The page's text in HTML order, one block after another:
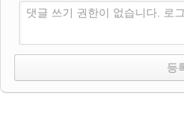
댓글 쓰기 권한이 없습니다. 로